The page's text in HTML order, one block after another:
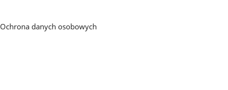
Ochrona danych osobowych